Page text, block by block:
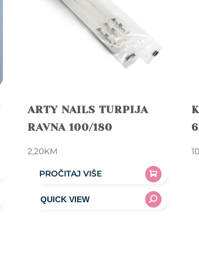
ARTY NAILS TURPIJA
RAVNA 100/180
2,20KM
PROČITAJ VIŠE